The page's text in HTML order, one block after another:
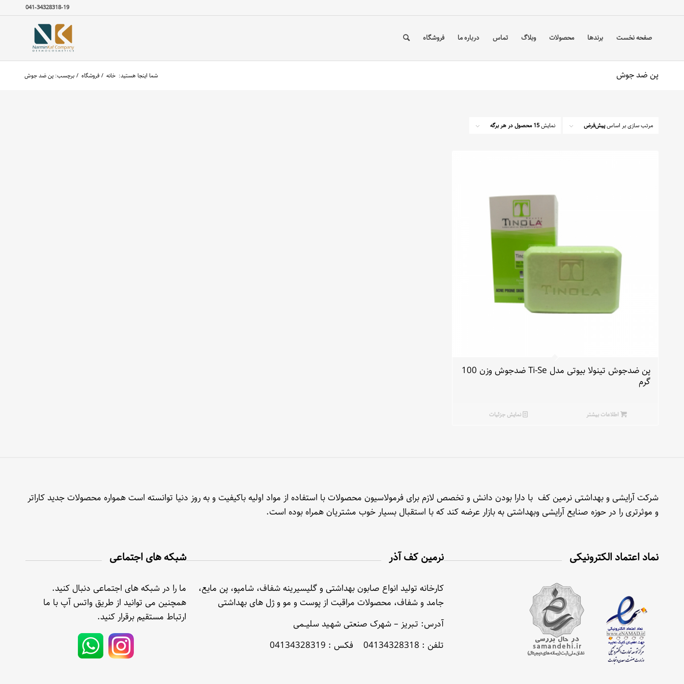
041-34328318-19
صفحه نخست برندها محصولات وبلاگ تماس درباره ما فروشگاه
پن ضد جوش شما اینجا هستید: خانه / فروشگاه / برچسب: پن ضد جوش
مرتب سازی بر اساسپیش‌فرض نمایش15 محصول در هر برگه
پن ضدجوش تینولا بیوتی مدل Ti-Se ضدجوش وزن 100
گرم
اطلاعات بیشتر نمایش جزئیات
شرکت آرایشی و بهداشتی نرمین کف با دارا بودن دانش و تخصص لازم برای فرمولاسیون محصولات با استفاده از مواد اولیه باکیفیت و به روز دنیا توانسته است همواره محصولات جدید کاراتر
و موثرتری را در حوزه صنایع آرایشی وبهداشتی به بازار عرضه کند که با استقبال بسیار خوب مشتریان همراه بوده است.
نماد اعتماد الکترونیکی نرمین کف آذر
کارخانه تولید انواع صابون بهداشتی و گلیسیرینه شفاف، شامپو، پن مایع،
جامد و شفاف، محصولات مراقبت از پوست و مو و ژل های بهداشتی
آدرس: تـبریز – شهرک صنعتی شهـید سلیــمی
تلفن : 04134328318 فکس : 04134328319
شبکه های اجتماعی
ما را در شبکه های اجتماعی دنبال کنید.
همچنین می توانید از طریق واتس آپ با ما
ارتباط مستقیم برقرار کنید.